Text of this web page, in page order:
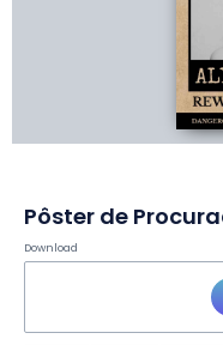
Pôster de
Download